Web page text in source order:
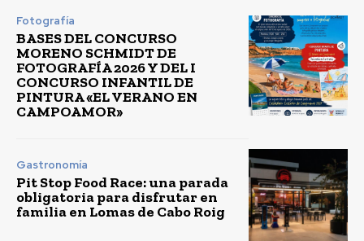
Fotografía
BASES DEL CONCURSO
MORENO SCHMIDT DE
FOTOGRAFÍA 2026 Y DEL I
CONCURSO INFANTIL DE
PINTURA «EL VERANO EN
CAMPOAMOR»
Gastronomía
Pit Stop Food Race: una parada
obligatoria para disfrutar en
familia en Lomas de Cabo Roig